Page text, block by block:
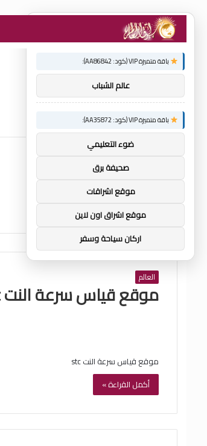
العالم
موقع قياس سرعة النت stc.
موقع قياس سرعة النت stc
أكمل القراءة »
توصيات :
باقة متميزة VIP (كود: AA86842):
عالم الشباب
باقة متميزة VIP (كود: AA35872):
ضوء التعليمي
صحيفة برق
موقع اشراقات
موقع اشراق اون لاين
اركان سياحة وسفر